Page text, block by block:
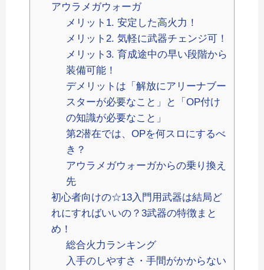
アウラメガウォーガ
メリット1. 安定した高火力！
メリット2. 気軽に武器チェンジ可！
メリット3. 育成途中の早い段階から
装備可能！
デメリットは「解放にアリーナブー
スターが必要なこと」と「OP付け
の知識が必要なこと」
第2潜在では、OPを何スロにするべ
き？
アウラメガウォーガからの乗り換え
先
初心者向けの☆13入門用武器は結局ど
れにすればいいの？3武器の特徴まと
め！
総合火力ランキング
入手のしやすさ・手間がかからない